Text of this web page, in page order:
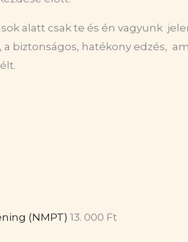
alatt csak te és én vagyunk
biztonságos, hatékony edzés,
(NMPT) 13. 000 Ft